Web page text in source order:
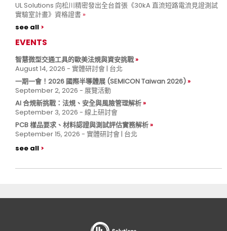
UL Solutions 向松川精密發出全台首張《30kA 直流短路電流見證測試
實驗室計畫》資格證書
see all
EVENTS
智慧微型交通工具的歐美法規與資安挑戰
August 14, 2026 - 實體研討會 | 台北
一期一會！2026 國際半導體展 (SEMICON Taiwan 2026)
September 2, 2026 - 展覽活動
AI 合規新挑戰：法規、安全與風險管理解析
September 3, 2026 - 線上研討會
PCB 樣品要求、材料認證與測試評估實務解析
September 15, 2026 - 實體研討會 | 台北
see all